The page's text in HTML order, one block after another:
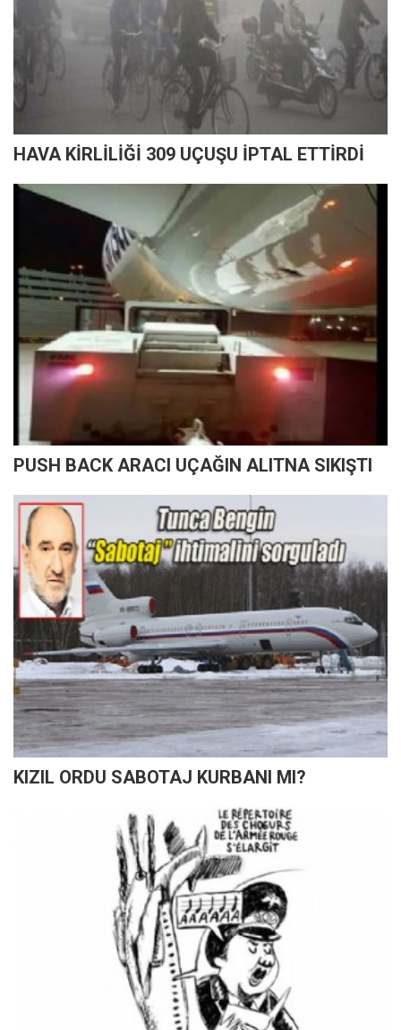
HAVA KİRLİLİĞİ 309 UÇUŞU İPTAL ETTİRDİ
PUSH BACK ARACI UÇAĞIN ALITNA SIKIŞTI
KIZIL ORDU SABOTAJ KURBANI MI?